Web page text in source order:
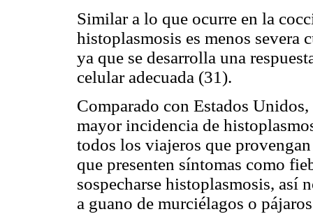
Similar a lo que ocurre en la
histoplasmosis es menos severa
ya que se desarrolla una
celular adecuada (31).
Comparado con Estados
mayor incidencia de
todos los viajeros que
que presenten síntomas como
sospecharse histoplasmosis, así
a guano de murciélagos o